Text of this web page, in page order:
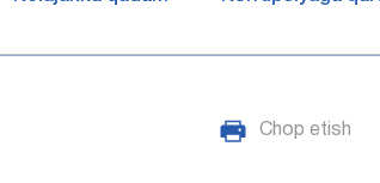
Chop etish